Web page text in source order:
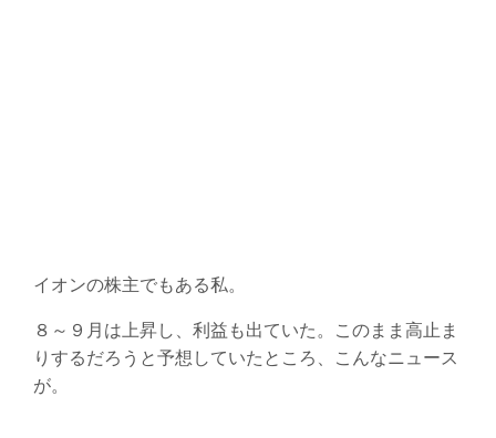
イオンの株主でもある私。
８～９月は上昇し、利益も出ていた。このまま高止ま
りするだろうと予想していたところ、こんなニュース
が。